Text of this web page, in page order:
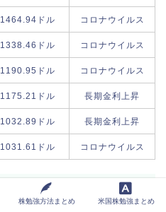
1464.94ドル コロナウイルス
1338.46ドル コロナウイルス
1190.95ドル コロナウイルス
1175.21ドル 長期金利上昇
1032.89ドル 長期金利上昇
1031.61ドル コロナウイルス
株勉強方法まとめ 米国株勉強まとめ